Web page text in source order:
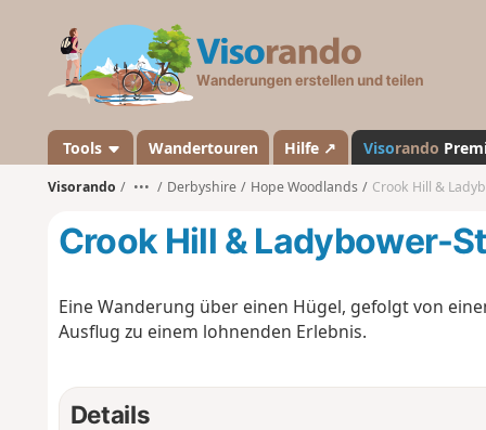
a
n
d
Tools Wandertouren Hilfe ↗ Visorando
Visorando ••• Derbyshire Hope Woodlands Crook Hill &
Crook Hill & Ladybower-
Eine Wanderung über einen Hügel, gefolgt von
Ausflug zu einem lohnenden Erlebnis.
Details